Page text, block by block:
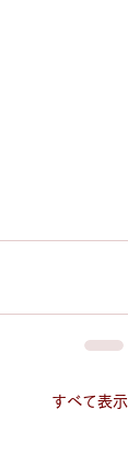
すべて表示